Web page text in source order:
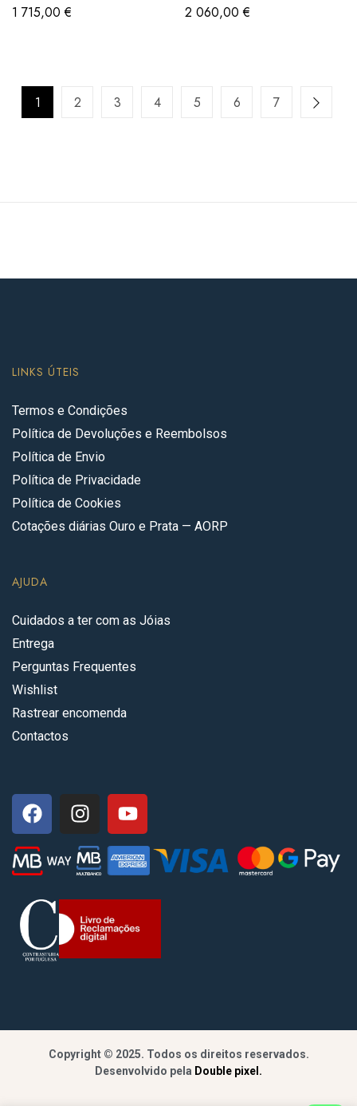
1 715,00€
2 060,00€
1 2 3 4 5 6 7
LINKS ÚTEIS
Termos e Condições
Política de Devoluções e Reembolsos
Política de Envio
Política de Privacidade
Política de Cookies
Cotações diárias Ouro e Prata — AORP
AJUDA
Cuidados a ter com as Jóias
Entrega
Perguntas Frequentes
Wishlist
Rastrear encomenda
Contactos
Copyright © 2025. Todos os direitos reservados.
Desenvolvido pela Double pixel.